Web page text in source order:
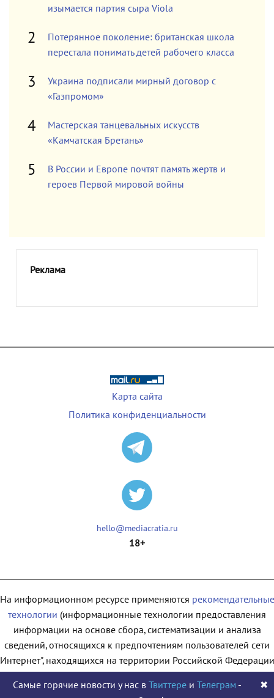
изымается партия сыра Viola
Потерянное поколение: британская школа
перестала понимать детей рабочего класса
Украина подписали мирный договор с
«Газпромом»
Мастерская танцевальных искусств
«Камчатская Бретань»
В России и Европе почтят память жертв и
героев Первой мировой войны
Реклама
Карта сайта
Политика конфиденциальности
hello@mediacratia.ru
18+
На информационном ресурсе применяются рекомендательные
технологии (информационные технологии предоставления
информации на основе сбора, систематизации и анализа
сведений, относящихся к предпочтениям пользователей сети
находящихся на территории Российской
Самые горячие новости у нас в Твиттереи Телеграм -
✖